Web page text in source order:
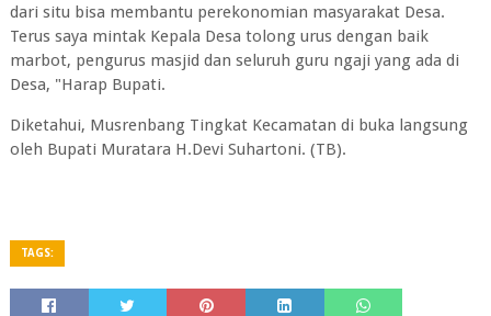
dari situ bisa membantu perekonomian masyarakat Desa.
Terus saya mintak Kepala Desa tolong urus dengan baik
marbot, pengurus masjid dan seluruh guru ngaji yang ada di
Desa, "Harap Bupati.
Diketahui, Musrenbang Tingkat Kecamatan di buka langsung
oleh Bupati Muratara H.Devi Suhartoni. (TB).
TAGS: